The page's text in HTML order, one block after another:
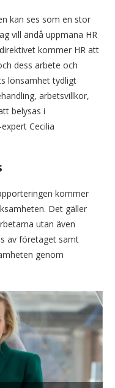
kan ses som en stor
vill ändå uppmana HR
kommer HR att
dess arbete och
lönsamhet tydligt
arbetsvillkor,
belysas i
expert Cecilia
kommer
Det gäller
utan även
av företaget samt
genom